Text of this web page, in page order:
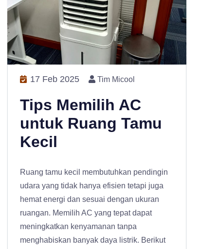
17 Feb 2025 Tim Micool
Tips Memilih AC
untuk Ruang Tamu
Kecil
Ruang tamu kecil membutuhkan pendingin
udara yang tidak hanya efisien tetapi juga
hemat energi dan sesuai dengan ukuran
ruangan. Memilih AC yang tepat dapat
meningkatkan kenyamanan tanpa
menghabiskan banyak daya listrik. Berikut